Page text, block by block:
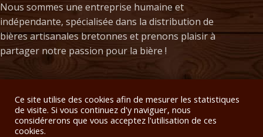
Nous sommes une entreprise humaine et
indépendante, spécialisée dans la distribution de
bières artisanales bretonnes et prenons plaisir à
partager notre passion pour la bière !
NOS PRODUITS
LIVRAISON
Ce site utilise des cookies afin de mesurer les statistiques
de visite. Si vous continuez d'y naviguer, nous
considérerons que vous acceptez l'utilisation de ces
cookies.